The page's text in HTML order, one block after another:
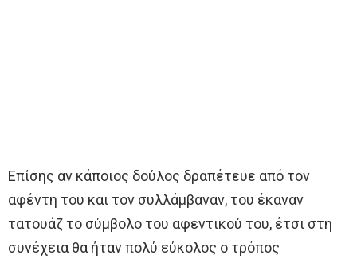
Επίσης αν κάποιος δούλος δραπέτευε από τον
αφέντη του και τον συλλάμβαναν, του έκαναν
τατουάζ το σύμβολο του αφεντικού του, έτσι στη
συνέχεια θα ήταν πολύ εύκολος ο τρόπος